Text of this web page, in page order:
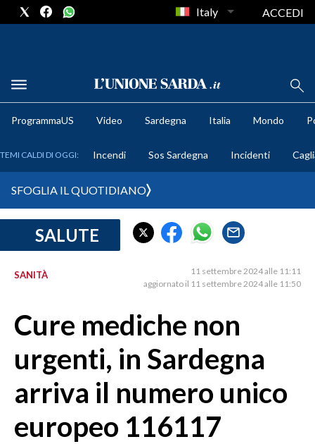
METEO
CRONACA SARDEGNA
PROVINCIA DI CAGLIARI
MEDIO CAMPIDANO
SASSARI E PROVINCIA
NUORO E PROVINCIA
OGLIASTRA
Italy ACCEDI
ProgrammaUS Video Sardegna Italia Mondo
TEMI CALDI DI OGGI: Incendi Sos Sardegna Incidenti
SFOGLIA IL QUOTIDIANO
SALUTE
SANITÀ
11 settembre 2024 alle 11:11
aggiornato il 11 settembre 2024 alle 11:50
Cure mediche non
urgenti, in Sardegna
arriva il numero unico
europeo 116117